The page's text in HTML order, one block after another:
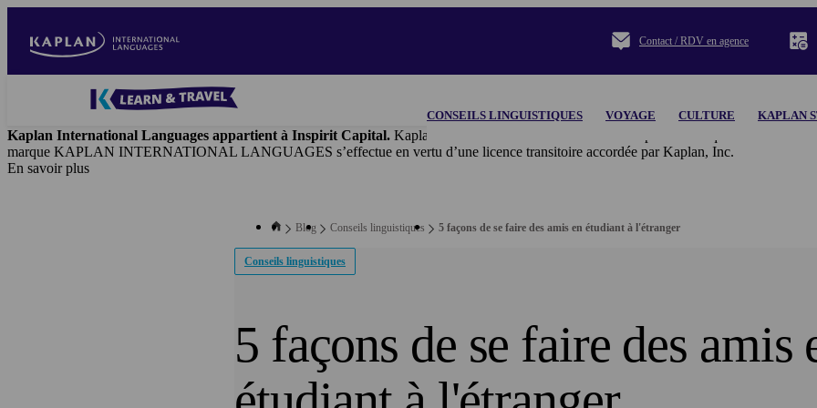
contenu
Contact / RDV en agence
Blog
Main
navigation
CONSEILS LINGUISTIQUES VOYAGE CULTURE KAPLAN
Kaplan International Languages appartient à Inspirit Capital. Kaplan Inc. et ses filiales déclinent toute responsabilité quant à
marque KAPLAN INTERNATIONAL LANGUAGES s’effectue en vertu d’une licence transitoire accordée par Kaplan, Inc.
En savoir plus
Blog Conseils linguistiques 5 façons de se faire des amis en étudiant à l'étranger
Conseils linguistiques
5 façons de se faire des amis